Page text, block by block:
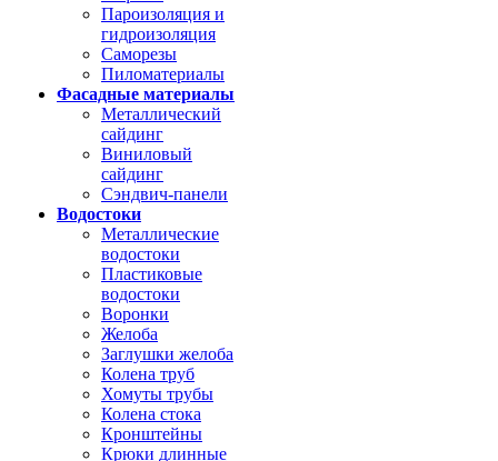
Пароизоляция и
гидроизоляция
Саморезы
Пиломатериалы
Фасадные материалы
Металлический
сайдинг
Виниловый
сайдинг
Сэндвич-панели
Водостоки
Металлические
водостоки
Пластиковые
водостоки
Воронки
Желоба
Заглушки желоба
Колена труб
Хомуты трубы
Колена стока
Кронштейны
Крюки длинные